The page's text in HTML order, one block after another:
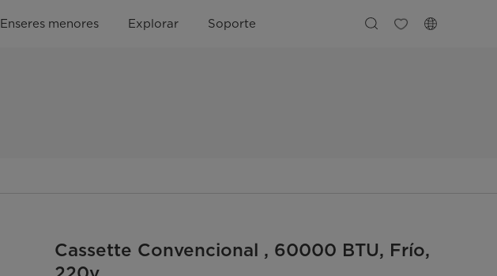
Enseres menores Explorar Soporte
Cassette Convencional , 60000 BTU, Frío,